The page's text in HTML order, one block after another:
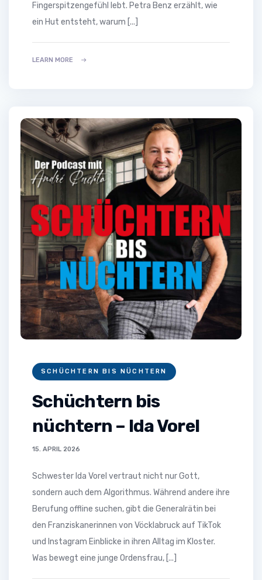
Fingerspitzengefühl lebt. Petra Benz erzählt, wie
ein Hut entsteht, warum [...]
LEARN MORE
SCHÜCHTERN BIS NÜCHTERN
Schüchtern bis
nüchtern – Ida Vorel
15. APRIL 2026
Schwester Ida Vorel vertraut nicht nur Gott,
sondern auch dem Algorithmus. Während andere ihre
Berufung offline suchen, gibt die Generalrätin bei
den Franziskanerinnen von Vöcklabruck auf TikTok
und Instagram Einblicke in ihren Alltag im Kloster.
Was bewegt eine junge Ordensfrau, [...]